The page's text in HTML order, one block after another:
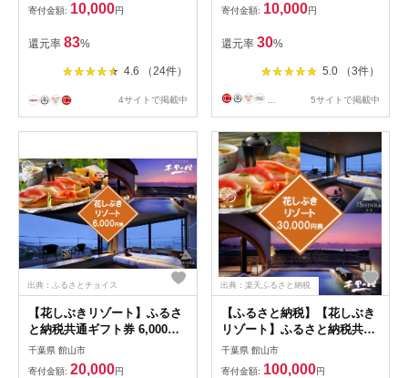
寄付金額: 10,000円
還元率 83%
4.6 （24件）
4サイトで掲載中
寄付金額: 10,000円
還元率 30%
5.0 （3件）
5サイトで掲載中
出典：ふるさとチョイス
【花しぶきリゾート】ふるさ
と納税共通ギフト券 6,000円
分
千葉県 館山市
寄付金額: 20,000円
出典：楽天ふるさと納税
【ふるさと納税】【花しぶき
リゾート】ふるさと納税共通
ギフト券 30,000円分
【1487917】
千葉県 館山市
寄付金額: 100,000円